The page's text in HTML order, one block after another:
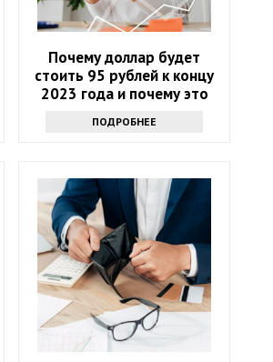
Почему доллар будет
стоить 95 рублей к концу
2023 года и почему это
ПОДРОБНЕЕ